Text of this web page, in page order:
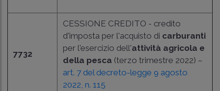
7732
CESSIONE CREDITO - credito
d'imposta per l'acquisto di carburanti
per l'esercizio dell'attività agricola e
della pesca (terzo trimestre 2022) –
art. 7 del decreto-legge 9 agosto
2022, n. 115